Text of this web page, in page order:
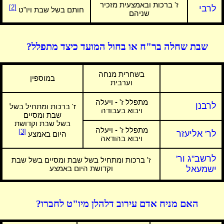
לרבי
ז' ברכות ובאמצעית מזכיר
שניהם
חותם בשל שבת ויו"ט[2]
שבת שחלה בר"ח או בחול המועד כיצד מתפלל?
בשחרית מנחה
וערבית
במוספין
לרבנן
מתפלל ז' - ויעלה
ויבוא בעבודה
ז' ברכות ומתחיל בשל
שבת ומסיים
בשל שבת וקדושת
היום באמצע [3] לר' אליעזר
מתפלל ז' - ויעלה
ויבוא בהודאה
לרשב"ג ור'
ישמעאל
ז' ברכות ומתחיל בשל שבת ומסיים בשל שבת
וקדושת היום באמצע
האם מניח אדם עירוב דלהלן מיו"ט לחברו?